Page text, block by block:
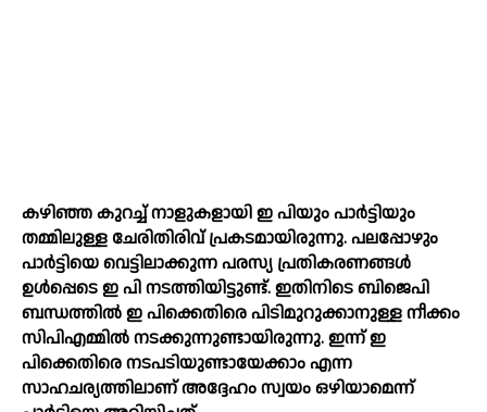
കഴിഞ്ഞ കുറച്ച്‌ നാളുകളായി ഇ പിയും പാർട്ടിയും
തമ്മിലുള്ള ചേരിതിരിവ് പ്രകടമായിരുന്നു. പലപ്പോഴും
പാർട്ടിയെ വെട്ടിലാക്കുന്ന പരസ്യ പ്രതികരണങ്ങള്‍
ഉള്‍പ്പെടെ ഇ പി നടത്തിയിട്ടുണ്ട്. ഇതിനിടെ ബിജെപി
ബന്ധത്തില്‍ ഇ പിക്കെതിരെ പിടിമുറുക്കാനുള്ള നീക്കം
സിപിഎമ്മില്‍ നടക്കുന്നുണ്ടായിരുന്നു. ഇന്ന് ഇ
പിക്കെതിരെ നടപടിയുണ്ടായേക്കാം എന്ന
സാഹചര്യത്തിലാണ് അദ്ദേഹം സ്വയം ഒഴിയാമെന്ന്